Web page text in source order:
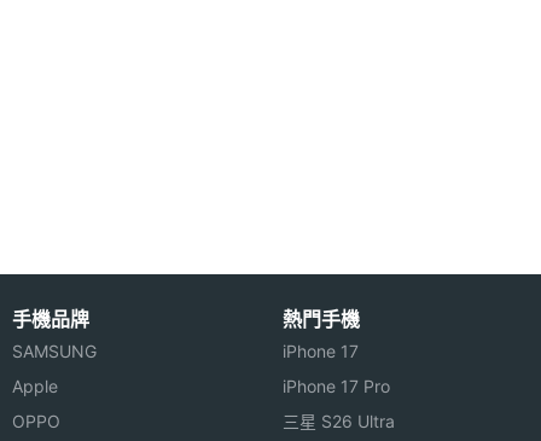
◎ 支援 3GP、MP4 影片格式播放
◎ 支援 GPRS / WAP
◎ 支援撥出字體加大設計
機體規格
度
手機品牌
SAMSUNG
Apple
OPPO
熱門手機
iPhone 17
iPhone 17 Pro
三星 S26 Ultra